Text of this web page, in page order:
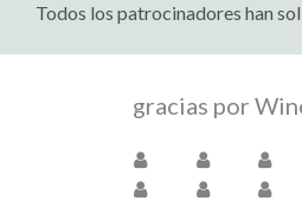
Todos los patrocinadores han
gracias por